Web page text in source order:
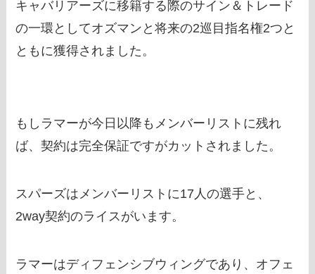
キャバリアーズに移籍する際のサイン＆トレード
の一環としてオズマンと将来の2巡目指名権2つと
ともに獲得されました。
もしラマーが今日以降もメンバーリストに残れ
ば、契約は完全保証ですがカットされました。
スパーズはメンバーリストに17人の選手と、
2way契約のライスがいます。
ラマーはディフェンシブウィングであり、オフェ